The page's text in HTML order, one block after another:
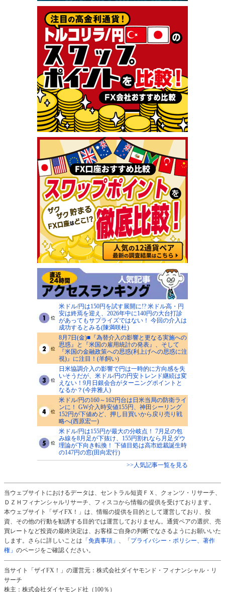
米ドル/円は150円を試す展開に!? 米ドル高・円
安は終焉を迎え、2026年中に140円の大台打診
があってもサプライズではない！ 今回の介入は
成功するとみる(陳満咲杜)
8月7日(金)■『為替介入の影響と更なる実施への
思惑』と『米国の雇用統計の発表』、そして
『米国の金融政策への思惑(利上げへの思惑に注
視)』に注目！(羊飼い)
日米協調介入の影響で円は一時的に方向感を失
いそうだが、米ドル/円の円安トレンド継続は変
えない！9月日銀会合がターニングポイントと
なるか？(今井雅人)
米ドル/円の160～162円台は日米当局の防衛ライ
ンに！ GW介入時安値155円、神田シーリング
152円が下値めど、押し目買いから戻り売り戦
略へ(西原宏一)
米ドル/円は155円が最大の分岐点！ 7月足の包
み線を8月足が下抜け、155円割れなら月足ダウ
理論が下向き転換！ 下値目処は高市総裁誕生時
の147円の窓(田向宏行)
>>人気記事一覧を見る
当ウェブサイトにおけるデータは、セントラル短資ＦＸ、クォンツ・リサーチ、
ＤＺＨフィナンシャルリサーチ、フィスコから情報の提供を受けております。
本ウェブサイト「ザイFX！」は、情報の提供を目的として運営しており、投
資、その他の行動を勧誘する目的では運営しておりません。通貨ペアの選択、売
買レートなど投資の最終決定は、お客様ご自身の判断でなさるようにお願いいた
します。さらに詳しいことは 「免責事項」 、
「プライバシー・ポリシー、著作
権」 のページをご確認ください。
当サイト「ザイFX！」の運営元：株式会社ダイヤモンド・フィナンシャル・リ
サーチ
株主：株式会社ダイヤモンド社（100％）